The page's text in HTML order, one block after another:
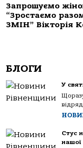
Запрошуємо
“Зростаємо
ЗМІН” Вікторія
БЛОГИ
У
Стус
нашої